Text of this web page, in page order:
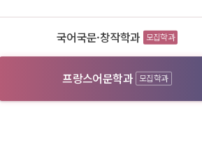
국어국문·창작학과 모집학과
프랑스어문학과 모집학과